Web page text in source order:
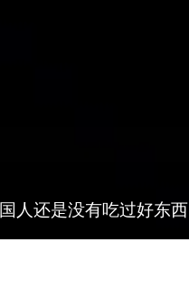
人还是没有吃过好东西